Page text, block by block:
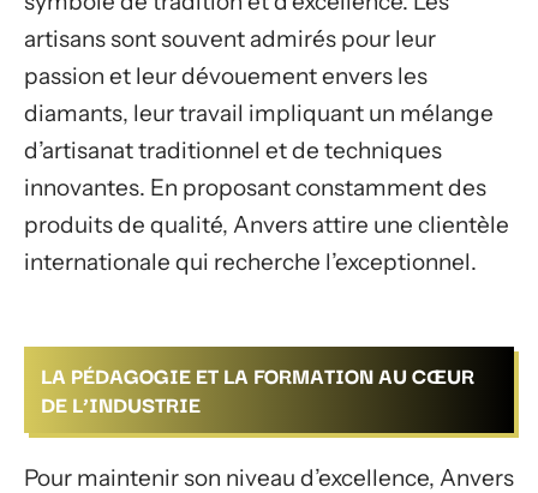
artisans sont souvent admirés pour leur
passion et leur dévouement envers les
diamants, leur travail impliquant un mélange
d’artisanat traditionnel et de techniques
innovantes. En proposant constamment des
produits de qualité, Anvers attire une clientèle
internationale qui recherche l’exceptionnel.
LA PÉDAGOGIE ET LA FORMATION AU CŒUR
DE L’INDUSTRIE
Pour maintenir son niveau d’excellence, Anvers